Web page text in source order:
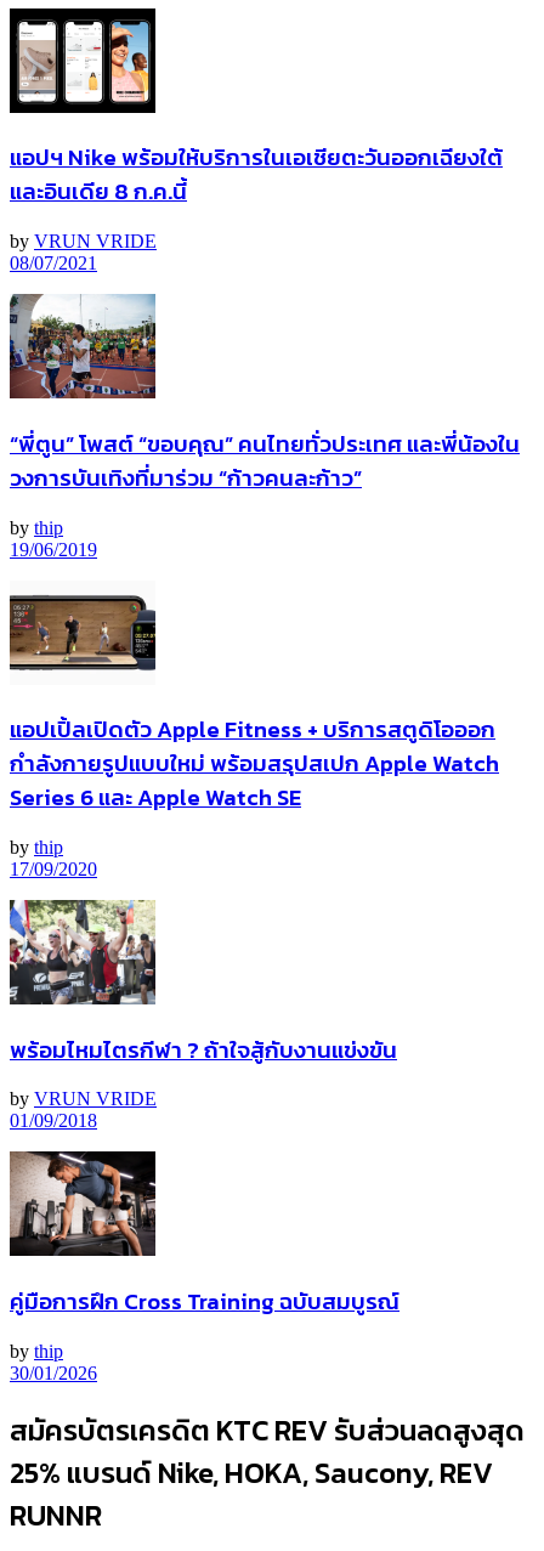
แอปฯ Nike พร้อมให้บริการในเอเชียตะวันออกเฉียงใต้
และอินเดีย 8 ก.ค.นี้
by VRUN VRIDE
08/07/2021
“พี่ตูน” โพสต์ “ขอบคุณ” คนไทยทั่วประเทศ และพี่น้องใน
วงการบันเทิงที่มาร่วม “ก้าวคนละก้าว”
by thip
19/06/2019
แอปเปิ้ลเปิดตัว Apple Fitness + บริการสตูดิโอออก
กำลังกายรูปแบบใหม่ พร้อมสรุปสเปก Apple Watch
Series 6 และ Apple Watch SE
by thip
17/09/2020
พร้อมไหมไตรกีฬา ? ถ้าใจสู้กับงานแข่งขัน
by VRUN VRIDE
01/09/2018
คู่มือการฝึก Cross Training ฉบับสมบูรณ์
by thip
30/01/2026
สมัครบัตรเครดิต KTC REV รับส่วนลดสูงสุด
25% แบรนด์ Nike, HOKA, Saucony, REV
RUNNR